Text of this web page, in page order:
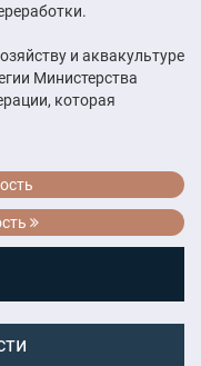
и аквакультуре
Министерства
которая